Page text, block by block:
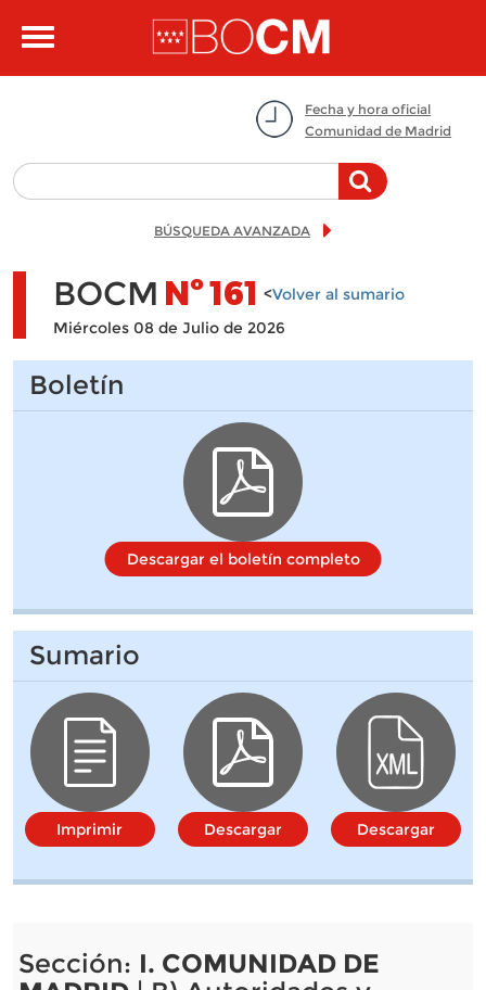
Toggle
Fecha y hora oficial
Comunidad de Madrid
BÚSQUEDA AVANZADA
BOCM Nº161 <Volver al sumario
Miércoles 08 de Julio de 2026
Boletín
Descargar el boletín completo
Sumario
Imprimir Descargar Descargar
Sección: I. COMUNIDAD DE